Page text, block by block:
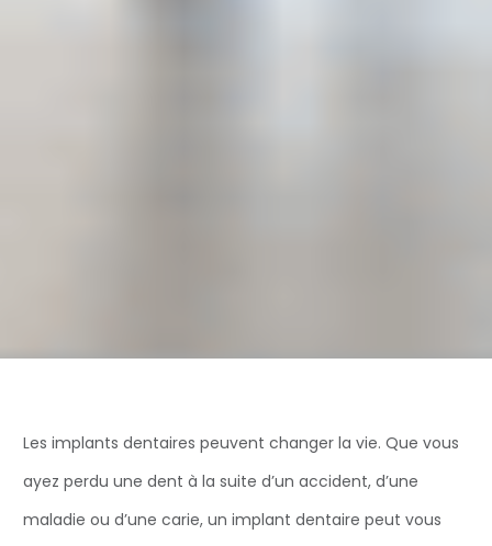
Les implants dentaires peuvent changer la vie. Que vous
ayez perdu une dent à la suite d’un accident, d’une
maladie ou d’une carie, un implant dentaire peut vous